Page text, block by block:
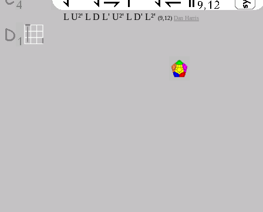
L U²' L D L' U²' L D' L²' (9,12) Dan Harris